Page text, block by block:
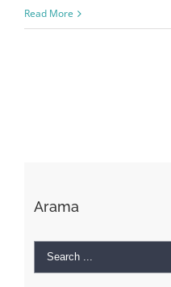
Read More
Arama
Search